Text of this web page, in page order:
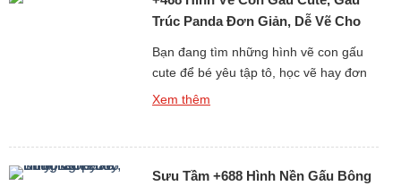
Trúc Panda Đơn Giản, Dễ Vẽ Cho
Bạn đang tìm những hình vẽ con gấu
cute để bé yêu tập tô, học vẽ hay đơn
giản là làm ảnh trang trí, sticker, sổ tay?
đáng yêu […]
Xem thêm
Sưu Tầm +688 Hình Nền Gấu Bông